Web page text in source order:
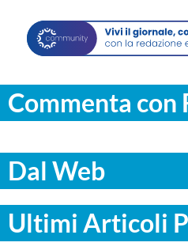
Commenta con
Dal Web
Ultimi Articoli
ITALPRESS